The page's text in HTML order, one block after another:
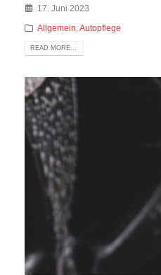
17. Juni 2023
Allgemein Autopflege
READ MORE...